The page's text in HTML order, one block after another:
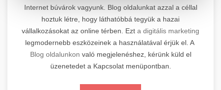
Professzionális elektromos roller javítási és
karbantartási szolgáltatások. Szakértő
technikusaink minőségi szervízt nyújtanak
minden jelentős márkához és modellhez.
Szervizközpont Látogatása
📊 2. Online Marketing
Ügynökség
+
Átfogó online marketing szolgáltatások,
beleértve a SEO-t, közösségi média kezelést és
Internet búvárok vagyunk. Blog oldalunkat azzal a céllal
hoztuk létre, hogy láthatóbbá tegyük a hazai
vállalkozásokat az online térben. Ezt a digitális marketing
legmodernebb eszközeinek a használatával érjük el. A
Blog oldalunkon való megjelenéshez, kérünk küld el
üzenetedet a Kapcsolat menüpontban.